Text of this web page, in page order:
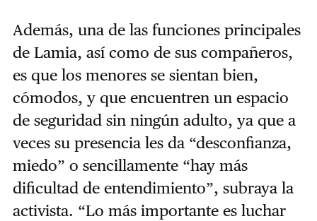
Además, una de las funciones principales
de Lamia, así como de sus compañeros,
es que los menores se sientan bien,
cómodos, y que encuentren un espacio
de seguridad sin ningún adulto, ya que a
veces su presencia les da “desconfianza,
miedo” o sencillamente “hay más
dificultad de entendimiento”, subraya la
activista. “Lo más importante es luchar